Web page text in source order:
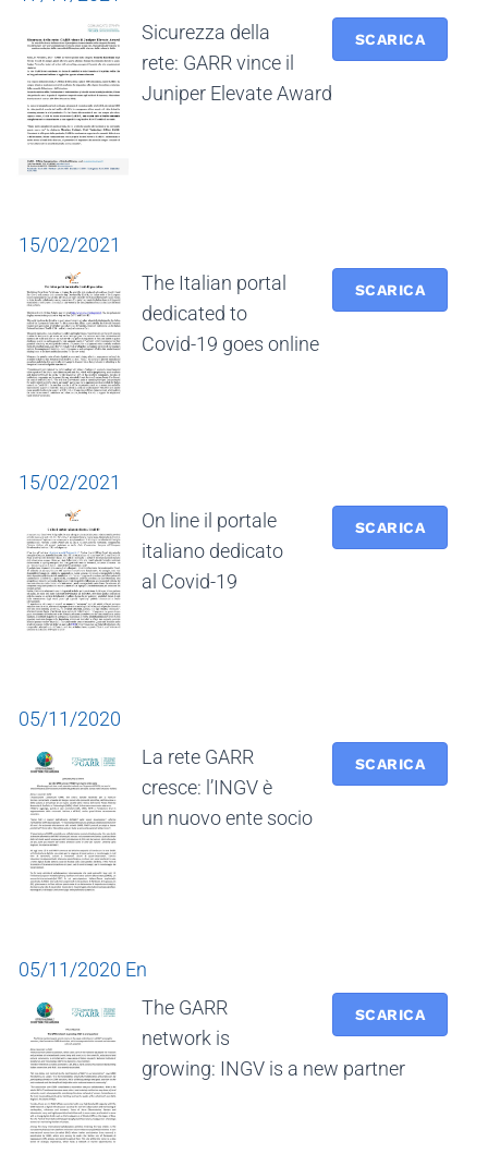
SCARICA
Sicurezza della
rete: GARR vince il
Juniper Elevate Award
15/02/2021
SCARICA
The Italian portal
dedicated to
Covid-19 goes online
15/02/2021
SCARICA
On line il portale
italiano dedicato
al Covid-19
05/11/2020
SCARICA
La rete GARR
cresce: l’INGV è
un nuovo ente socio
05/11/2020 En
SCARICA
The GARR
network is
growing: INGV is a new partner